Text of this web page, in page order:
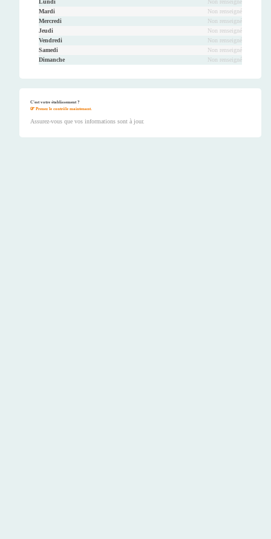
Lundi
Non renseigné
Mardi
Non renseigné
Mercredi
Non renseigné
Jeudi
Non renseigné
Vendredi
Non renseigné
Samedi
Non renseigné
Dimanche
Non renseigné
C'est votre établissement ?
Prenez le contrôle maintenant.
Assurez-vous que vos informations sont à jour.